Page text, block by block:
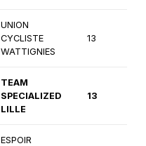
UNION
CYCLISTE
WATTIGNIES
13
TEAM
SPECIALIZED
LILLE
13
ESPOIR